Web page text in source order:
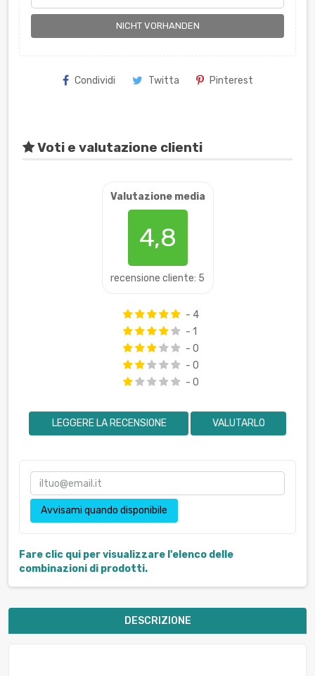
NICHT VORHANDEN
Condividi Twitta Pinterest
Voti e valutazione clienti
Valutazione media
4,8
recensione cliente: 5
- 4
- 1
- 0
- 0
- 0
LEGGERE LA RECENSIONE VALUTARLO
Avvisami quando disponibile
Fare clic qui per visualizzare l'elenco delle
combinazioni di prodotti.
DESCRIZIONE